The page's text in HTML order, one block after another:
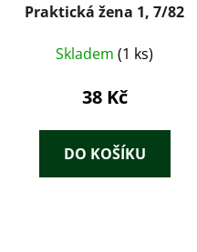
Praktická žena 1, 7/82
Skladem (1 ks)
38 Kč
DO KOŠÍKU